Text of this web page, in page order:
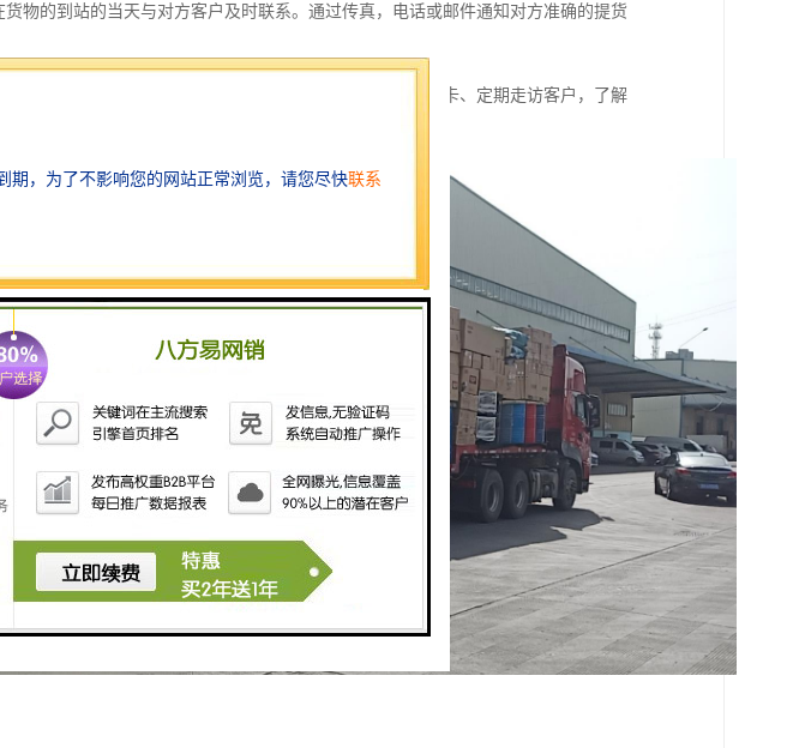
物的到站的当天与对方客户及时联系。通过传真，电话或邮件通知对方准确的提货
中的意见和建议，可签回单，同时建立客户档案、客户走访卡、定期走访客户，了解